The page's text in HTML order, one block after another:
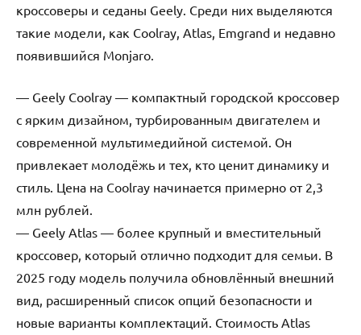
кроссоверы и седаны Geely. Среди них выделяются
такие модели, как Coolray, Atlas, Emgrand и недавно
появившийся Monjaro.
— Geely Coolray — компактный городской кроссовер
с ярким дизайном, турбированным двигателем и
современной мультимедийной системой. Он
привлекает молодёжь и тех, кто ценит динамику и
стиль. Цена на Coolray начинается примерно от 2,3
млн рублей.
— Geely Atlas — более крупный и вместительный
кроссовер, который отлично подходит для семьи. В
2025 году модель получила обновлённый внешний
вид, расширенный список опций безопасности и
новые варианты комплектаций. Стоимость Atlas